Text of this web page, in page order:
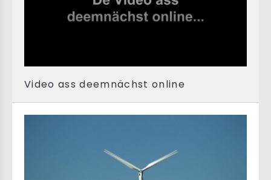
Video ass deemnächst online